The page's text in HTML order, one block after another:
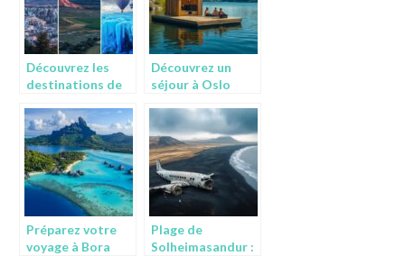
Découvrez les
destinations de
insolites et
originales à
travers le monde
Découvrez un
séjour à Oslo
de norvégien et
sauna flottant
Préparez votre
voyage à Bora
Plage de
Solheimasandur :